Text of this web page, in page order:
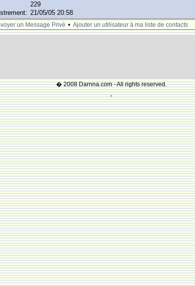
229
21/05/05 20:58
un Message Privè • Ajouter un utilisateur à ma liste de contacts
� 2008 Darnna.com - All rights reserved.
'